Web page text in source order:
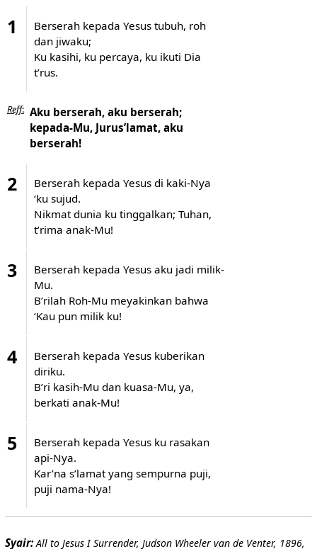
1
Berserah kepada Yesus tubuh, roh
dan jiwaku;
Ku kasihi, ku percaya, ku ikuti Dia
t’rus.
Reff: Aku berserah, aku berserah;
kepada-Mu, Jurus’lamat, aku
berserah!
2
Berserah kepada Yesus di kaki-Nya
‘ku sujud.
Nikmat dunia ku tinggalkan; Tuhan,
t’rima anak-Mu!
3
Berserah kepada Yesus aku jadi milik-
Mu.
B’rilah Roh-Mu meyakinkan bahwa
‘Kau pun milik ku!
4
Berserah kepada Yesus kuberikan
diriku.
B’ri kasih-Mu dan kuasa-Mu, ya,
berkati anak-Mu!
5
Berserah kepada Yesus ku rasakan
api-Nya.
Kar’na s’lamat yang sempurna puji,
puji nama-Nya!
Syair: All to Jesus I Surrender, Judson Wheeler van de Venter, 1896,